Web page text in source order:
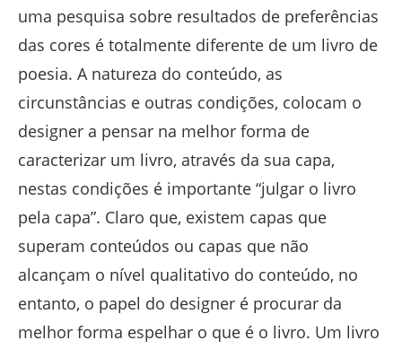
uma pesquisa sobre resultados de preferências
das cores é totalmente diferente de um livro de
poesia. A natureza do conteúdo, as
circunstâncias e outras condições, colocam o
designer a pensar na melhor forma de
caracterizar um livro, através da sua capa,
nestas condições é importante “julgar o livro
pela capa”. Claro que, existem capas que
superam conteúdos ou capas que não
alcançam o nível qualitativo do conteúdo, no
entanto, o papel do designer é procurar da
melhor forma espelhar o que é o livro. Um livro